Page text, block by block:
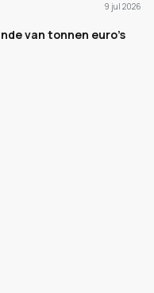
9 jul 2026
van tonnen euro's